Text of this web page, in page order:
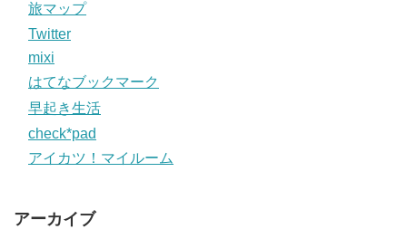
旅マップ
Twitter
mixi
はてなブックマーク
早起き生活
check*pad
アイカツ！マイルーム
アーカイブ